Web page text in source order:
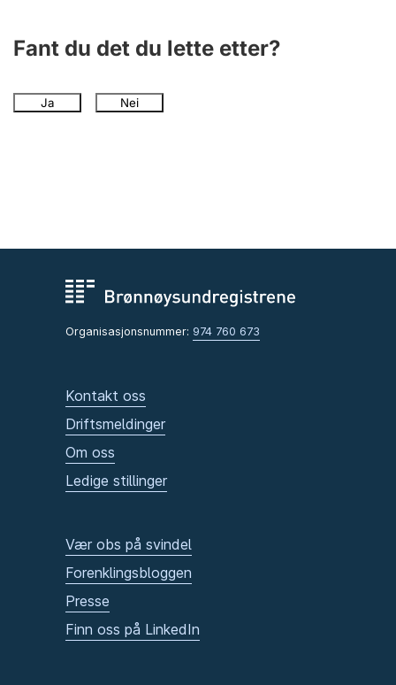
Fant du det du lette etter?
Ja Nei
Organisasjonsnummer: 974 760 673
Kontakt oss
Driftsmeldinger
Om oss
Ledige stillinger
Vær obs på svindel
Forenklingsbloggen
Presse
Finn oss på LinkedIn